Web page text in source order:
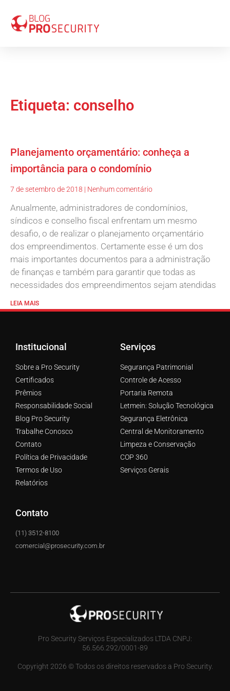
Etiqueta: conselho
Planejamento orçamentário: conheça a
importância para o condomínio
7 de setembro de 2018 Nenhum comentário
Anualmente, administradores de condomínios,
síndicos e conselho fiscal enfrentam um mesmo
desafio, o de realizar o planejamento orçamentário
dos empreendimentos. Certamente esse é um dos
mais importantes documentos para a administração
de finanças e também para garantir que todas as
necessidades dos empreendimentos sejam atendidas
LEIA MAIS
Institucional
Sobre a Pro Security
Certificados
Prêmios
Responsabilidade Social
Blog Pro Security
Trabalhe Conosco
Contato
Política de Privacidade
Termos de Uso
Relatórios
Serviços
Segurança Patrimonial
Controle de Acesso
Portaria Remota
Letmein: Solução Tecnológica
Segurança Eletrônica
Central de Monitoramento
Limpeza e Conservação
COP 360
Serviços Gerais
Contato
(11) 3512-8100
comercial@prosecurity.com.br
Pro Security Serviços Especializados LTDA CNPJ:
56.566.292/0001-89
Copyright 2026 © Todos os direitos reservados a Pro Security.